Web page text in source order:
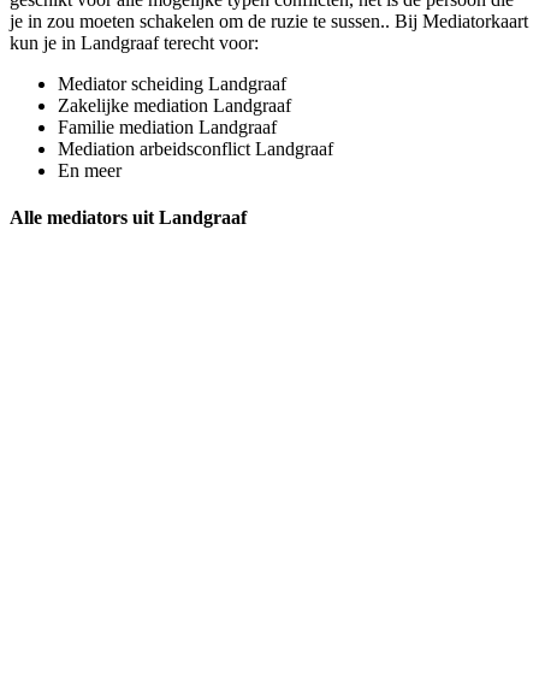
je in zou moeten schakelen om de ruzie te sussen.. Bij Mediatorkaart
kun je in Landgraaf terecht voor:
Mediator scheiding Landgraaf
Zakelijke mediation Landgraaf
Familie mediation Landgraaf
Mediation arbeidsconflict Landgraaf
En meer
Alle mediators uit Landgraaf